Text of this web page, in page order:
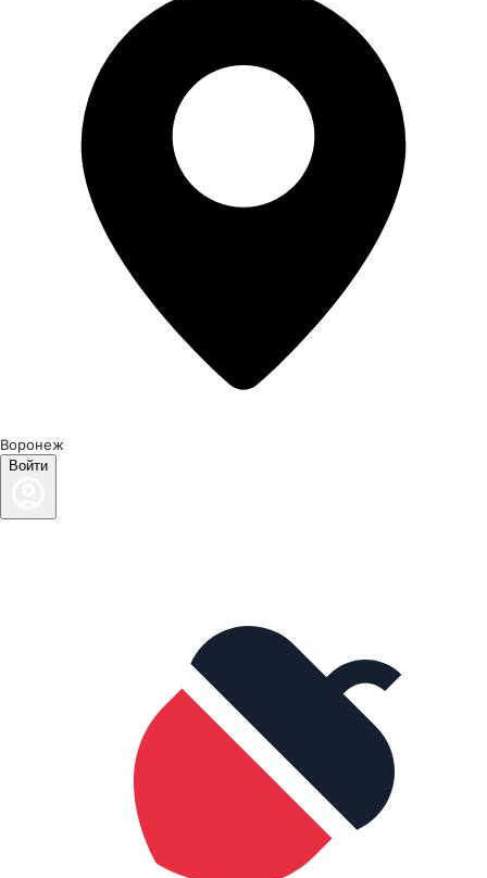
Воронеж
Войти